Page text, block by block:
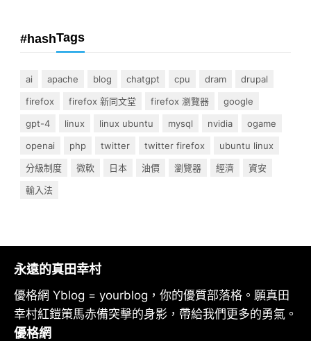
#hashTags
ai apache blog chatgpt cpu dram
drupal
firefox
firefox 新同文堂 firefox 瀏覽器
google
gpt-4
linux linux ubuntu mysql nvidia
ogame
openai
php twitter twitter firefox
ubuntu linux
分級制度
微軟 日本 油價 瀏覽器 經濟
資安
輸入法
永遠的真田幸村
優格網 Yblog = yourblog，你的優質部落格。願真田
幸村紅鎧策馬赤備突擊的身影，帶給我們更多的勇氣。
優格網